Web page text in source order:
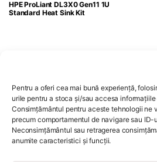
Pentru a oferi cea mai bună experiență,
urile pentru a stoca și/sau accesa
Consimțământul pentru aceste tehnologii ne
precum comportamentul de navigare sau
Neconsimțământul sau retragerea
anumite caracteristici și funcții.
HPE ProLiant DL3X0 Gen11 1U
Standard Heat Sink Kit
Comenzi si livrare
Servicii clienti